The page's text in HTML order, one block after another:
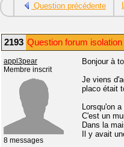
Question précédente
2193 Question forum isolation
appl3pear
Membre inscrit
8 messages
Bonjour à
Je viens
placo était
Lorsqu'on
C'est un
Dans la
Il y avait